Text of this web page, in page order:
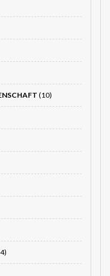
(10)